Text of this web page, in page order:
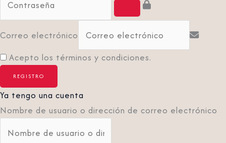
Correo electrónico
Acepto los términos y condiciones.
Ya tengo una cuenta
Nombre de usuario o dirección de correo electrónico